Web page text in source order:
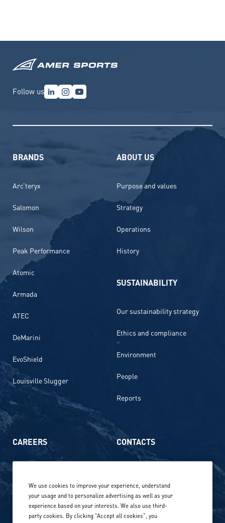
Follow us
BRANDS
Arc’teryx
Salomon
Wilson
Peak Performance
Atomic
Armada
ATEC
DeMarini
EvoShield
Louisville Slugger
ABOUT US
Purpose and values
Strategy
Operations
History
SUSTAINABILITY
Our sustainability strategy
Ethics and compliance
Environment
People
Reports
CAREERS
Our locations globally
Career stories
CONTACTS
Privacy Policy
We use cookies to improve your experience, understand
your usage and to personalize advertising as well as your
experience based on your interests. We also use third-
party cookies. By clicking "Accept all cookies", you